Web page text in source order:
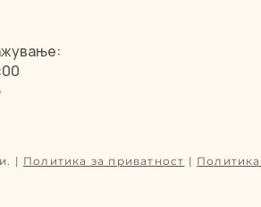
| Политика за приватност |